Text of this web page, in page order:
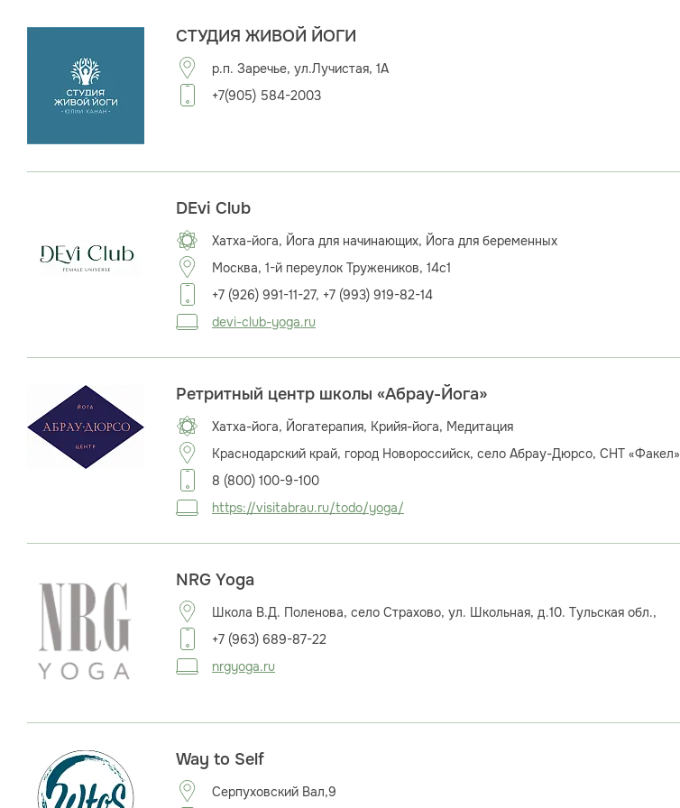
СТУДИЯ ЖИВОЙ ЙОГИ
р.п. Заречье, ул.Лучистая, 1А
+7(905) 584-2003
DEvi Club
Хатха-йога, Йога для начинающих, Йога для беременных
Москва, 1-й переулок Тружеников, 14с1
+7 (926) 991-11-27, +7 (993) 919-82-14
devi-club-yoga.ru
Ретритный центр школы «Абрау-Йога»
Хатха-йога, Йогатерапия, Крийя-йога, Медитация
Краснодарский край, город Новороссийск, село Абрау-Дюрсо, СНТ «Факел»
8 (800) 100-9-100
https://visitabrau.ru/todo/yoga/
NRG Yoga
Школа В.Д. Поленова, село Страхово, ул. Школьная, д.10. Тульская обл.,
+7 (963) 689-87-22
nrgyoga.ru
Way to Self
Серпуховский Вал,9